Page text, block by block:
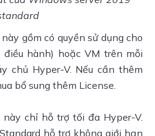
gồm có quyền sử dụng cho
điều hành) hoặc VM trên mỗi
chủ Hyper-V. Nếu cần thêm
bổ sung thêm License.
này chỉ hỗ trợ tối đa Hyper-V.
hỗ trợ không giới hạn